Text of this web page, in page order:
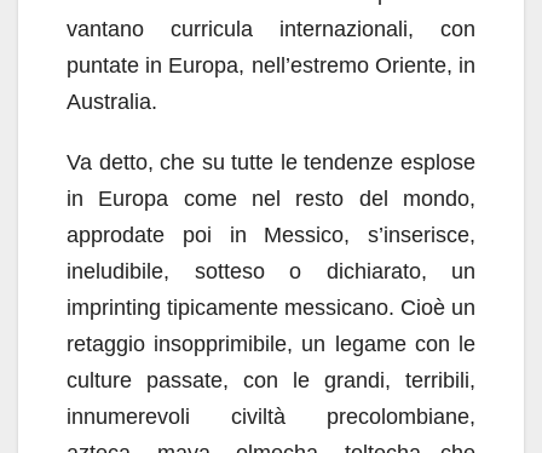
vantano curricula internazionali, con
puntate in Europa, nell’estremo Oriente, in
Australia.
Va detto, che su tutte le tendenze esplose
in Europa come nel resto del mondo,
approdate poi in Messico, s’inserisce,
ineludibile, sotteso o dichiarato, un
imprinting tipicamente messicano. Cioè un
retaggio insopprimibile, un legame con le
culture passate, con le grandi, terribili,
innumerevoli civiltà precolombiane,